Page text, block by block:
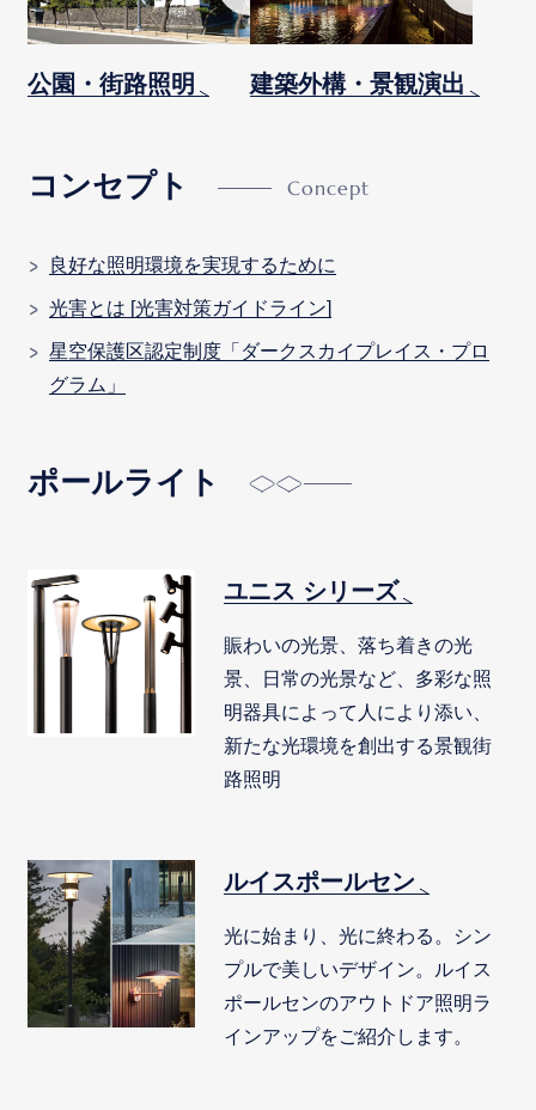
公園・街路照明 建築外構・景観演出
コンセプト
良好な照明環境を実現するために
光害とは [光害対策ガイドライン]
星空保護区認定制度「ダークスカイプレイス・プロ
グラム」
ポールライト
ユニス シリーズ
賑わいの光景、落ち着きの光
景、日常の光景など、多彩な照
明器具によって人により添い、
新たな光環境を創出する景観街
路照明
ルイスポールセン
光に始まり、光に終わる。シン
プルで美しいデザイン。ルイス
ポールセンのアウトドア照明ラ
インアップをご紹介します。